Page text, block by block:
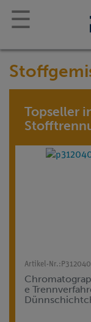
☰
Topseller
Artikel-Nr.:
e